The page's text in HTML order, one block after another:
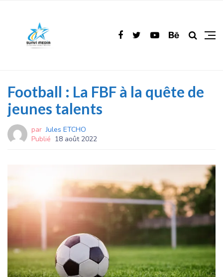
Football : La FBF à la quête de
jeunes talents
par Jules ETCHO
Publié 18 août 2022